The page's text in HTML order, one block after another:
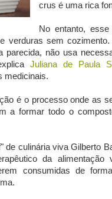
crus é uma rica
No entanto,
verduras sem
parecida, não usa
Juliana de Paula
medicinais.
é o processo onde as
a formar todo o
de culinária viva Gilberto
da
consumidas de